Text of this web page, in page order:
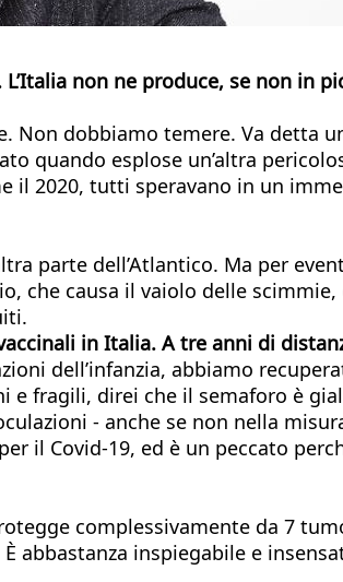
non ne produce, se non in
dobbiamo temere. Va detta
quando esplose un’altra
il 2020, tutti speravano in un
parte dell’Atlantico. Ma per
che causa il vaiolo delle scimmie,
in Italia. A tre anni di
dell’infanzia, abbiamo
fragili, direi che il semaforo è
- anche se non nella
il Covid-19, ed è un peccato
complessivamente da 7
abbastanza inspiegabile e